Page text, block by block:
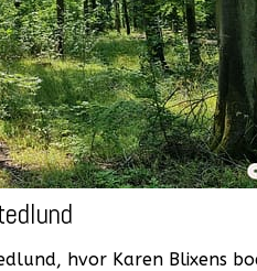
hvor Karen Blixens